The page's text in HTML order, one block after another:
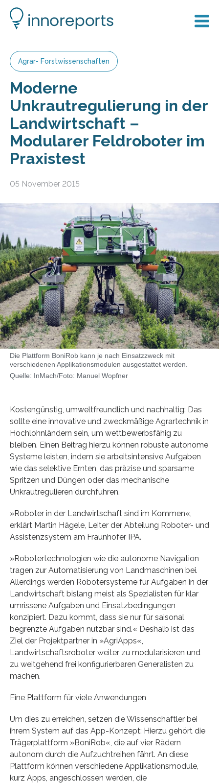
Agrar- Forstwissenschaften
Moderne
Unkrautregulierung in der
Landwirtschaft –
Modularer Feldroboter im
Praxistest
05 November 2015
Die Plattform BoniRob kann je nach Einsatzzweck mit
verschiedenen Applikationsmodulen ausgestattet werden.
Quelle: InMach/Foto: Manuel Wopfner
Kostengünstig, umweltfreundlich und nachhaltig: Das
sollte eine innovative und zweckmäßige Agrartechnik in
Hochlohnländern sein, um wettbewerbsfähig zu
bleiben. Einen Beitrag hierzu können robuste autonome
Systeme leisten, indem sie arbeitsintensive Aufgaben
wie das selektive Ernten, das präzise und sparsame
Spritzen und Düngen oder das mechanische
Unkrautregulieren durchführen.
»Roboter in der Landwirtschaft sind im Kommen«,
erklärt Martin Hägele, Leiter der Abteilung Roboter- und
Assistenzsystem am Fraunhofer IPA.
»Robotertechnologien wie die autonome Navigation
tragen zur Automatisierung von Landmaschinen bei.
Allerdings werden Robotersysteme für Aufgaben in der
Landwirtschaft bislang meist als Spezialisten für klar
umrissene Aufgaben und Einsatzbedingungen
konzipiert. Dazu kommt, dass sie nur für saisonal
begrenzte Aufgaben nutzbar sind.« Deshalb ist das
Ziel der Projektpartner in »AgriApps«,
Landwirtschaftsroboter weiter zu modularisieren und
zu weitgehend frei konfigurierbaren Generalisten zu
machen.
Eine Plattform für viele Anwendungen
Um dies zu erreichen, setzen die Wissenschaftler bei
ihrem System auf das App-Konzept: Hierzu gehört die
Trägerplattform »BoniRob«, die auf vier Rädern
autonom durch die Aufzuchtreihen fährt. An diese
Plattform können verschiedene Applikationsmodule,
kurz Apps, angeschlossen werden, die